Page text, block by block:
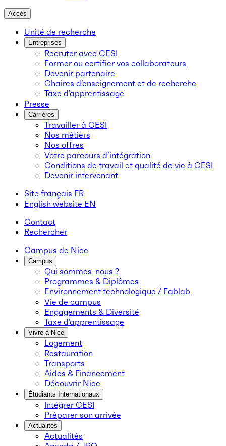
Accès
Unité de recherche
Entreprises
Recruter avec CESI
Former ou certifier vos collaborateurs
Devenir partenaire
Chaires d’enseignement et de recherche
Taxe d’apprentissage
Presse
Carrières
Travailler à CESI
Nos métiers
Nos offres
Votre parcours d’intégration
Conditions de travail et qualité de vie à CESI
Devenir intervenant
Site français FR
English website EN
Contact
Rechercher
Campus de Nice
Campus
Qui sommes-nous ?
Programmes & Diplômes
Environnement technologique / Fablab
Vie de campus
Engagements & Diversité
Taxe d’apprentissage
Vivre à Nice
Logement
Restauration
Transports
Aides & Financement
Découvrir Nice
Étudiants Internationaux
Intégrer CESI
Préparer son arrivée
Actualités
Actualités